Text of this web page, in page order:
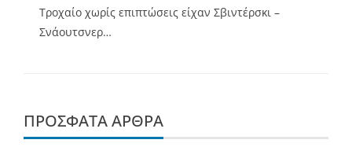
Τροχαίο χωρίς επιπτώσεις είχαν Σβιντέρσκι –
Σνάουτσνερ…
ΠΡΌΣΦΑΤΑ ΆΡΘΡΑ